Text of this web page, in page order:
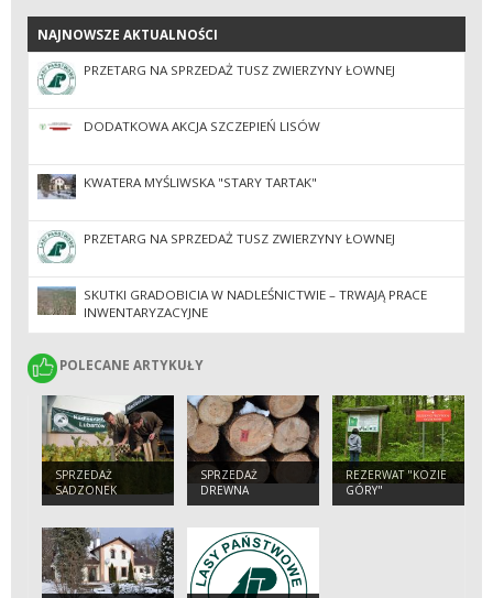
NAJNOWSZE AKTUALNOŚCI
NAJNOWSZE AKTUALNOŚCI
PRZETARG NA SPRZEDAŻ TUSZ ZWIERZYNY ŁOWNEJ
DODATKOWA AKCJA SZCZEPIEŃ LISÓW
KWATERA MYŚLIWSKA "STARY TARTAK"
PRZETARG NA SPRZEDAŻ TUSZ ZWIERZYNY ŁOWNEJ
SKUTKI GRADOBICIA W NADLEŚNICTWIE – TRWAJĄ PRACE
INWENTARYZACYJNE
POLECANE ARTYKUŁY
POLECANE ARTYKUŁY
SPRZEDAŻ
SADZONEK
DRZEW I
SPRZEDAŻ
DREWNA
DETALICZNEGO
REZERWAT "KOZIE
GÓRY"